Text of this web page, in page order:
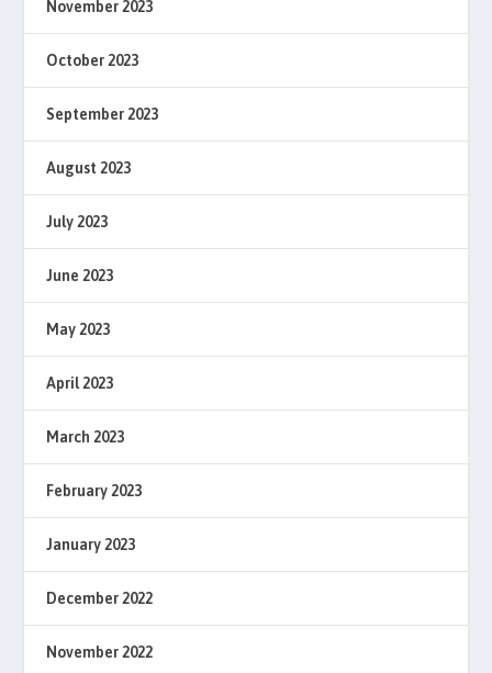
November 2023
October 2023
September 2023
August 2023
July 2023
June 2023
May 2023
April 2023
March 2023
February 2023
January 2023
December 2022
November 2022